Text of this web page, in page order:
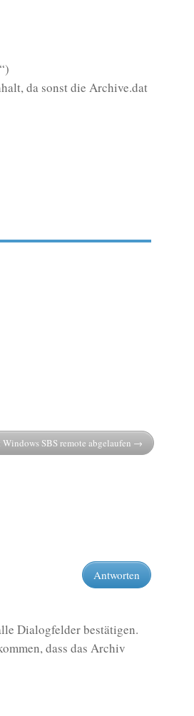
da sonst die Archive.dat
SBS remote abgelaufen
Dialogfelder bestätigen.
dass das Archiv
Antworten